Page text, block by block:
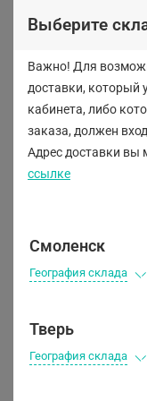
AIM-ONE
Предзаказ
Выберите
Важно! Для
доставки, который
кабинета, либо
заказа, должен
Адрес доставки вы
ссылке
Смоленск
География склада
Тверь
География склада